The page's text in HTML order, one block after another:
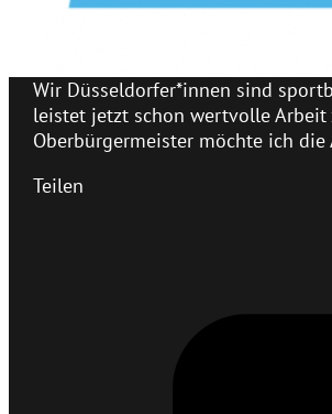
Wir Düsseldorfer*innen sind
leistet jetzt schon wertvolle Arbeit
Oberbürgermeister möchte ich
Teilen